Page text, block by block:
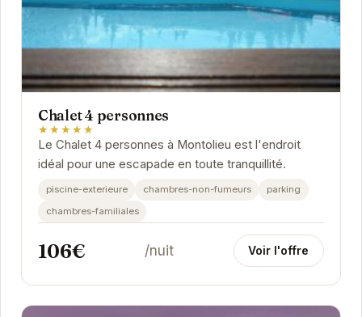
Chalet 4 personnes
★★★★★
Le Chalet 4 personnes à Montolieu est l'endroit
idéal pour une escapade en toute tranquillité.
piscine-exterieure chambres-non-fumeurs
parking
chambres-familiales
106€ /nuit Voir l'offre